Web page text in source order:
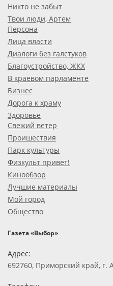
Никто не забыт
Твои люди, Артем
Персона
Лица власти
Диалоги без галстуков
Благоустройство, ЖКХ
В краевом парламенте
Бизнес
Дорога к храму
Здоровье
Свежий ветер
Проишествия
Парк культуры
Физкульт привет!
Кинообзор
Лучшие материалы
Мой город
Общество
Газета «Выбор»
Адрес:
692760, Приморский край, г.